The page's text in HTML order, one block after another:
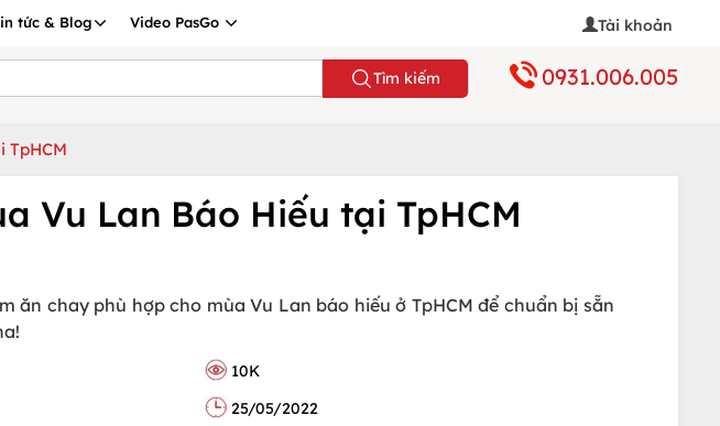
tức & Blog Video PasGo Tài khoản
Tìm kiếm 0931.006.005
TpHCM
Vu Lan Báo Hiếu tại TpHCM
chay phù hợp cho mùa Vu Lan báo hiếu ở TpHCM để chuẩn bị sẵn
10K
25/05/2022